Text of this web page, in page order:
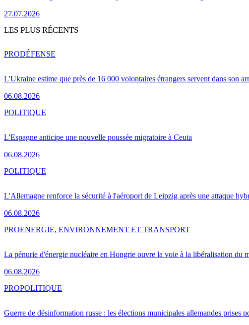
27.07.2026
LES PLUS RÉCENTS
L'Ukraine estime que près de 16 000 volontaires étrangers servent dans son
06.08.2026
PRODÉFENSE
L'Espagne anticipe une nouvelle poussée migratoire à Ceuta
06.08.2026
POLITIQUE
L'Allemagne renforce la sécurité à l'aéroport de Leipzig après une attaque
06.08.2026
POLITIQUE
La pénurie d'énergie nucléaire en Hongrie ouvre la voie à la libéralisation du
06.08.2026
PROENERGIE, ENVIRONNEMENT ET TRANSPORT
Guerre de désinformation russe : les élections municipales allemandes prises
PROPOLITIQUE